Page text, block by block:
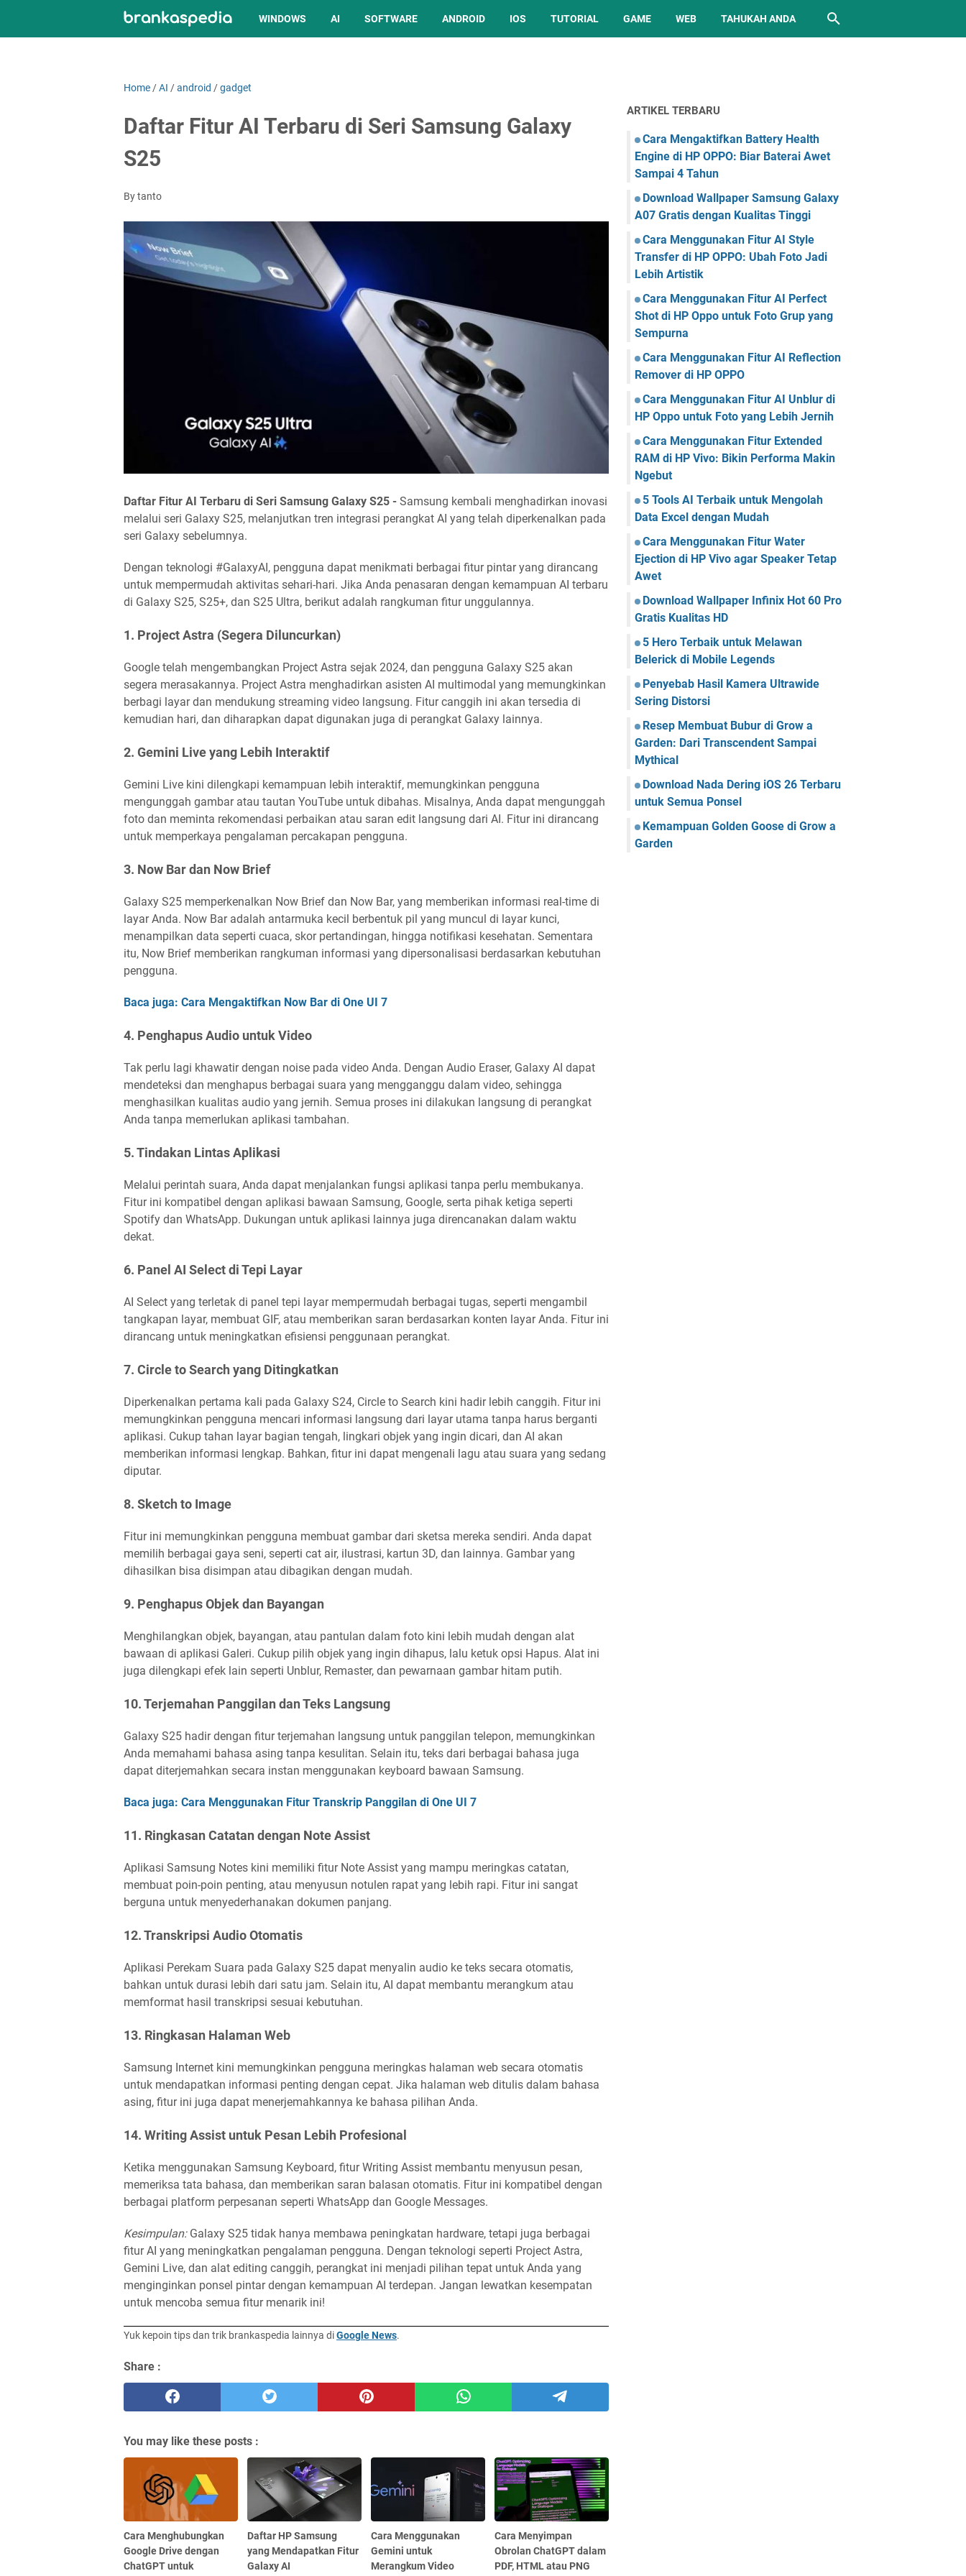
WINDOWS AI SOFTWARE ANDROID IOS TUTORIAL GAME WEB TAHUKAH ANDA
Home /AI /android /gadget
Daftar Fitur AI Terbaru di Seri Samsung Galaxy
S25
By tanto
Daftar Fitur AI Terbaru di Seri Samsung Galaxy S25 - Samsung kembali menghadirkan inovasi
melalui seri Galaxy S25, melanjutkan tren integrasi perangkat AI yang telah diperkenalkan pada
seri Galaxy sebelumnya.
Dengan teknologi #GalaxyAI, pengguna dapat menikmati berbagai fitur pintar yang dirancang
untuk mempermudah aktivitas sehari-hari. Jika Anda penasaran dengan kemampuan AI terbaru
di Galaxy S25, S25+, dan S25 Ultra, berikut adalah rangkuman fitur unggulannya.
1. Project Astra (Segera Diluncurkan)
Google telah mengembangkan Project Astra sejak 2024, dan pengguna Galaxy S25 akan
segera merasakannya. Project Astra menghadirkan asisten AI multimodal yang memungkinkan
berbagi layar dan mendukung streaming video langsung. Fitur canggih ini akan tersedia di
kemudian hari, dan diharapkan dapat digunakan juga di perangkat Galaxy lainnya.
2. Gemini Live yang Lebih Interaktif
Gemini Live kini dilengkapi kemampuan lebih interaktif, memungkinkan pengguna
mengunggah gambar atau tautan YouTube untuk dibahas. Misalnya, Anda dapat mengunggah
foto dan meminta rekomendasi perbaikan atau saran edit langsung dari AI. Fitur ini dirancang
untuk memperkaya pengalaman percakapan pengguna.
3. Now Bar dan Now Brief
Galaxy S25 memperkenalkan Now Brief dan Now Bar, yang memberikan informasi real-time di
layar Anda. Now Bar adalah antarmuka kecil berbentuk pil yang muncul di layar kunci,
menampilkan data seperti cuaca, skor pertandingan, hingga notifikasi kesehatan. Sementara
itu, Now Brief memberikan rangkuman informasi yang dipersonalisasi berdasarkan kebutuhan
pengguna.
Baca juga: Cara Mengaktifkan Now Bar di One UI 7
4. Penghapus Audio untuk Video
Tak perlu lagi khawatir dengan noise pada video Anda. Dengan Audio Eraser, Galaxy AI dapat
mendeteksi dan menghapus berbagai suara yang mengganggu dalam video, sehingga
menghasilkan kualitas audio yang jernih. Semua proses ini dilakukan langsung di perangkat
Anda tanpa memerlukan aplikasi tambahan.
5. Tindakan Lintas Aplikasi
Melalui perintah suara, Anda dapat menjalankan fungsi aplikasi tanpa perlu membukanya.
Fitur ini kompatibel dengan aplikasi bawaan Samsung, Google, serta pihak ketiga seperti
Spotify dan WhatsApp. Dukungan untuk aplikasi lainnya juga direncanakan dalam waktu
dekat.
6. Panel AI Select di Tepi Layar
AI Select yang terletak di panel tepi layar mempermudah berbagai tugas, seperti mengambil
tangkapan layar, membuat GIF, atau memberikan saran berdasarkan konten layar Anda. Fitur ini
dirancang untuk meningkatkan efisiensi penggunaan perangkat.
7. Circle to Search yang Ditingkatkan
Diperkenalkan pertama kali pada Galaxy S24, Circle to Search kini hadir lebih canggih. Fitur ini
memungkinkan pengguna mencari informasi langsung dari layar utama tanpa harus berganti
aplikasi. Cukup tahan layar bagian tengah, lingkari objek yang ingin dicari, dan AI akan
memberikan informasi lengkap. Bahkan, fitur ini dapat mengenali lagu atau suara yang sedang
diputar.
8. Sketch to Image
Fitur ini memungkinkan pengguna membuat gambar dari sketsa mereka sendiri. Anda dapat
memilih berbagai gaya seni, seperti cat air, ilustrasi, kartun 3D, dan lainnya. Gambar yang
dihasilkan bisa disimpan atau dibagikan dengan mudah.
9. Penghapus Objek dan Bayangan
Menghilangkan objek, bayangan, atau pantulan dalam foto kini lebih mudah dengan alat
bawaan di aplikasi Galeri. Cukup pilih objek yang ingin dihapus, lalu ketuk opsi Hapus. Alat ini
juga dilengkapi efek lain seperti Unblur, Remaster, dan pewarnaan gambar hitam putih.
10. Terjemahan Panggilan dan Teks Langsung
Galaxy S25 hadir dengan fitur terjemahan langsung untuk panggilan telepon, memungkinkan
Anda memahami bahasa asing tanpa kesulitan. Selain itu, teks dari berbagai bahasa juga
dapat diterjemahkan secara instan menggunakan keyboard bawaan Samsung.
Baca juga: Cara Menggunakan Fitur Transkrip Panggilan di One UI 7
11. Ringkasan Catatan dengan Note Assist
Aplikasi Samsung Notes kini memiliki fitur Note Assist yang mampu meringkas catatan,
membuat poin-poin penting, atau menyusun notulen rapat yang lebih rapi. Fitur ini sangat
berguna untuk menyederhanakan dokumen panjang.
12. Transkripsi Audio Otomatis
Aplikasi Perekam Suara pada Galaxy S25 dapat menyalin audio ke teks secara otomatis,
bahkan untuk durasi lebih dari satu jam. Selain itu, AI dapat membantu merangkum atau
memformat hasil transkripsi sesuai kebutuhan.
13. Ringkasan Halaman Web
Samsung Internet kini memungkinkan pengguna meringkas halaman web secara otomatis
untuk mendapatkan informasi penting dengan cepat. Jika halaman web ditulis dalam bahasa
asing, fitur ini juga dapat menerjemahkannya ke bahasa pilihan Anda.
14. Writing Assist untuk Pesan Lebih Profesional
Ketika menggunakan Samsung Keyboard, fitur Writing Assist membantu menyusun pesan,
memeriksa tata bahasa, dan memberikan saran balasan otomatis. Fitur ini kompatibel dengan
berbagai platform perpesanan seperti WhatsApp dan Google Messages.
Kesimpulan: Galaxy S25 tidak hanya membawa peningkatan hardware, tetapi juga berbagai
fitur AI yang meningkatkan pengalaman pengguna. Dengan teknologi seperti Project Astra,
Gemini Live, dan alat editing canggih, perangkat ini menjadi pilihan tepat untuk Anda yang
menginginkan ponsel pintar dengan kemampuan AI terdepan. Jangan lewatkan kesempatan
untuk mencoba semua fitur menarik ini!
Yuk kepoin tips dan trik brankaspedia lainnya diGoogle News.
Share :
You may like these posts :
Cara Menghubungkan
Google Drive dengan
ChatGPT untuk
Daftar HP Samsung
yang Mendapatkan Fitur
Galaxy AI
Cara Menggunakan
Gemini untuk
Merangkum Video
Cara Menyimpan
Obrolan ChatGPT dalam
PDF, HTML atau PNG
ARTIKEL TERBARU
Cara Mengaktifkan Battery Health
Engine di HP OPPO: Biar Baterai Awet
Sampai 4 Tahun
Download Wallpaper Samsung Galaxy
A07 Gratis dengan Kualitas Tinggi
Cara Menggunakan Fitur AI Style
Transfer di HP OPPO: Ubah Foto Jadi
Lebih Artistik
Cara Menggunakan Fitur AI Perfect
Shot di HP Oppo untuk Foto Grup yang
Sempurna
Cara Menggunakan Fitur AI Reflection
Remover di HP OPPO
Cara Menggunakan Fitur AI Unblur di
HP Oppo untuk Foto yang Lebih Jernih
Cara Menggunakan Fitur Extended
RAM di HP Vivo: Bikin Performa Makin
Ngebut
5 Tools AI Terbaik untuk Mengolah
Data Excel dengan Mudah
Cara Menggunakan Fitur Water
Ejection di HP Vivo agar Speaker Tetap
Awet
Download Wallpaper Infinix Hot 60 Pro
Gratis Kualitas HD
5 Hero Terbaik untuk Melawan
Belerick di Mobile Legends
Penyebab Hasil Kamera Ultrawide
Sering Distorsi
Resep Membuat Bubur di Grow a
Garden: Dari Transcendent Sampai
Mythical
Download Nada Dering iOS 26 Terbaru
untuk Semua Ponsel
Kemampuan Golden Goose di Grow a
Garden